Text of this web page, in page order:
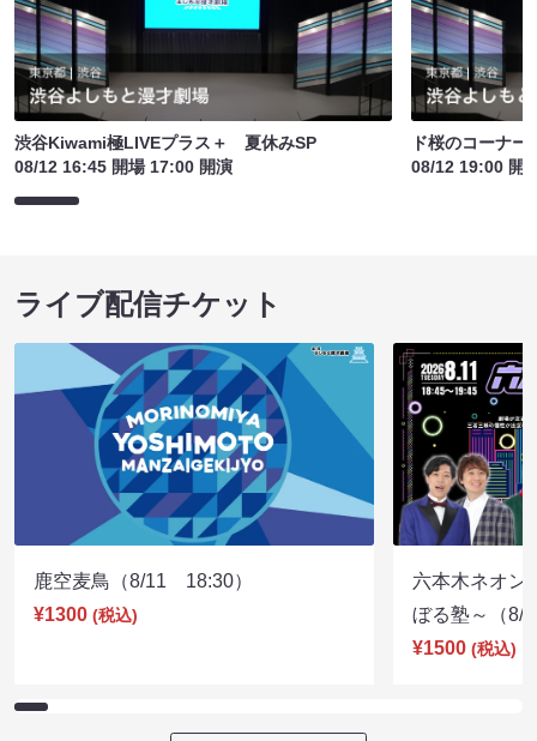
渋谷Kiwami極LIVEプラス＋ 夏休みSP
08/12 16:45 開場 17:00 開演
ド桜のコーナ
08/12 19:00 開
ライブ配信チケット
鹿空麦鳥（8/11 18:30）
¥1300 (税込)
六本木ネオン
ぼる塾～（
¥1500 (税込)